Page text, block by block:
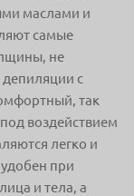
маслами и
самые
не
с
фортный, так
воздействием
легко и
при
и тела, а